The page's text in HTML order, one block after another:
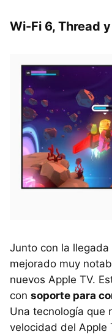
Wi-Fi 6, Thread y
Junto con la
mejorado muy
nuevos Apple TV.
con soporte para
Una tecnología que
velocidad del Apple